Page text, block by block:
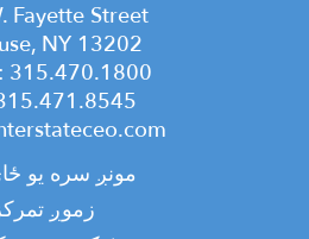
Fayette Street
NY 13202
315.470.1800
مونږ سره یو
زموږ